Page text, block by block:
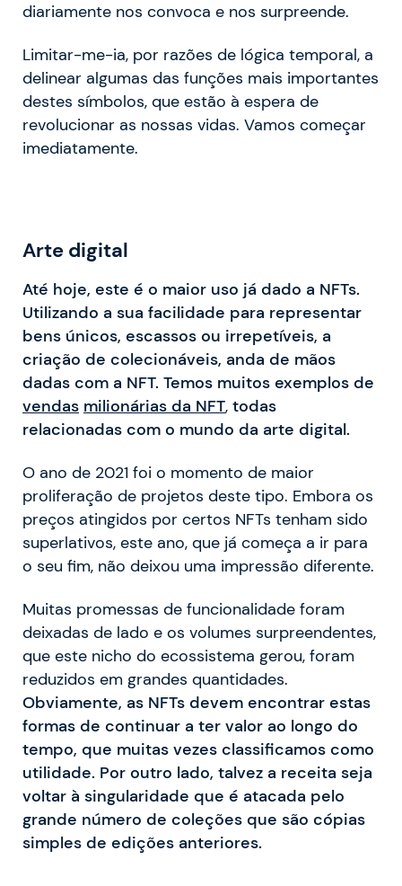
diariamente nos convoca e nos surpreende.
Limitar-me-ia, por razões de lógica temporal, a
delinear algumas das funções mais importantes
destes símbolos, que estão à espera de
revolucionar as nossas vidas. Vamos começar
imediatamente.
Arte digital
Até hoje, este é o maior uso já dado a NFTs.
Utilizando a sua facilidade para representar
bens únicos, escassos ou irrepetíveis, a
criação de colecionáveis, anda de mãos
dadas com a NFT. Temos muitos exemplos de
vendas milionárias da NFT, todas
relacionadas com o mundo da arte digital.
O ano de 2021 foi o momento de maior
proliferação de projetos deste tipo. Embora os
preços atingidos por certos NFTs tenham sido
superlativos, este ano, que já começa a ir para
o seu fim, não deixou uma impressão diferente.
Muitas promessas de funcionalidade foram
deixadas de lado e os volumes surpreendentes,
que este nicho do ecossistema gerou, foram
reduzidos em grandes quantidades.
Obviamente, as NFTs devem encontrar estas
formas de continuar a ter valor ao longo do
tempo, que muitas vezes classificamos como
utilidade. Por outro lado, talvez a receita seja
voltar à singularidade que é atacada pelo
grande número de coleções que são cópias
simples de edições anteriores.